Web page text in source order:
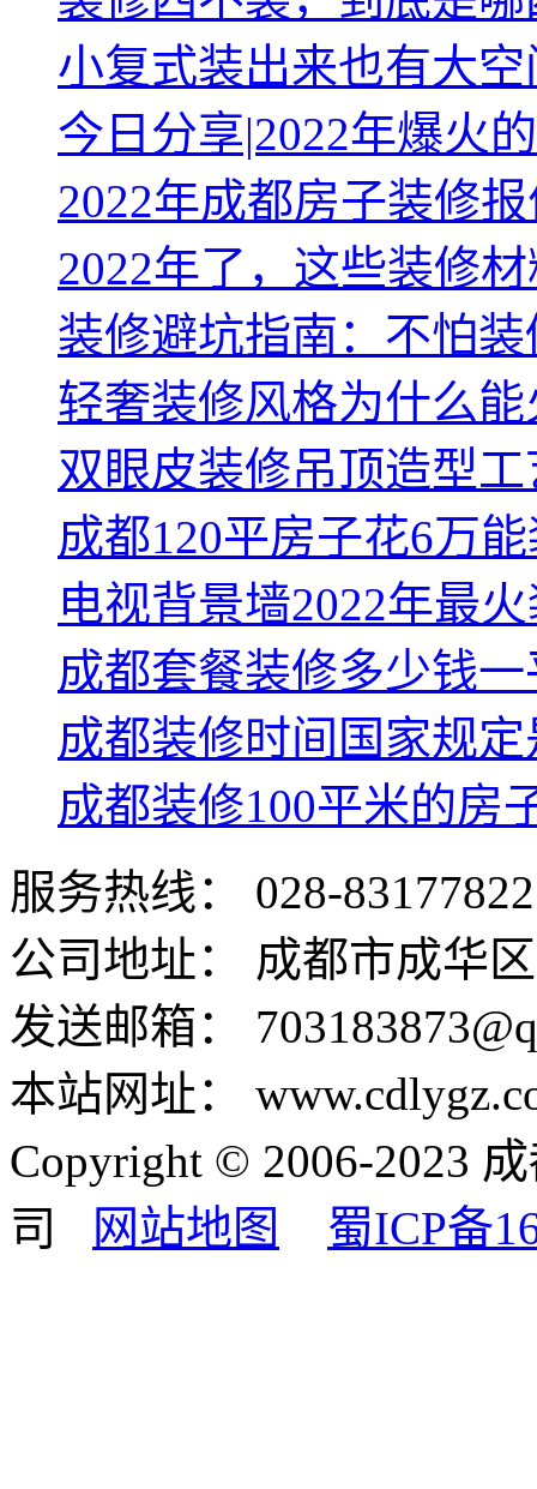
小复式装出来也有大
今日分享|2022年爆火
2022年成都房子装修
2022年了，这些装修
装修避坑指南：不怕
轻奢装修风格为什么
双眼皮装修吊顶造型
成都120平房子花6万
电视背景墙2022年最
成都套餐装修多少钱
成都装修时间国家规
成都装修100平米的房
服务热线：
028-83177822
公司地址：
成都市成华
发送邮箱：
本站网址：
Copyright © 2006-2023
司
网站地图 蜀ICP备